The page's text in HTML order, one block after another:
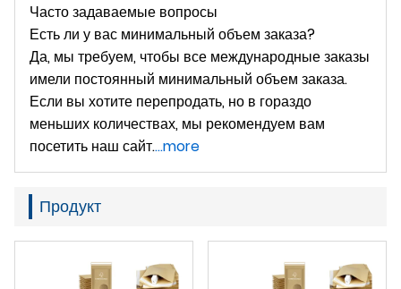
Часто задаваемые вопросы
Есть ли у вас минимальный объем заказа?
Да, мы требуем, чтобы все международные заказы
имели постоянный минимальный объем заказа.
Если вы хотите перепродать, но в гораздо
меньших количествах, мы рекомендуем вам
посетить наш сайт....more
Продукт